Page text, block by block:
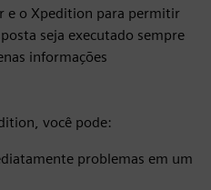
e o Xpedition para permitir
seja executado sempre
informações
você pode:
problemas em um